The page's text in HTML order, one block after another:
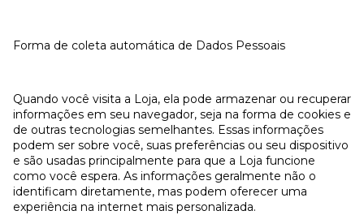
Forma de coleta automática de Dados Pessoais
Quando você visita a Loja, ela pode armazenar ou recuperar
informações em seu navegador, seja na forma de cookies e
de outras tecnologias semelhantes. Essas informações
podem ser sobre você, suas preferências ou seu dispositivo
e são usadas principalmente para que a Loja funcione
como você espera. As informações geralmente não o
identificam diretamente, mas podem oferecer uma
experiência na internet mais personalizada.